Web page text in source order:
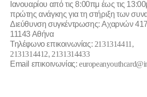
Ιανουαρίου από τις 8:00πμ έως τις
πρώτης ανάγκης για τη στήριξη των
Διεύθυνση συγκέντρωσης: Αχαρνών
11143 Αθήνα
Τηλέφωνο επικοινωνίας: 2131314411,
2131314412, 2131314433
Email επικοινωνίας: